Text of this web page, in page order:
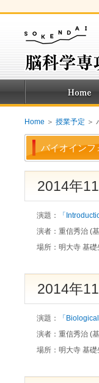
Home ＞ 授業予定 ＞
バイオインフ
2014年
演題：
「
演者： 重信秀治 (
場所： 明大寺 基
2014年
演題：
「
演者： 重信秀治 (
場所： 明大寺 基